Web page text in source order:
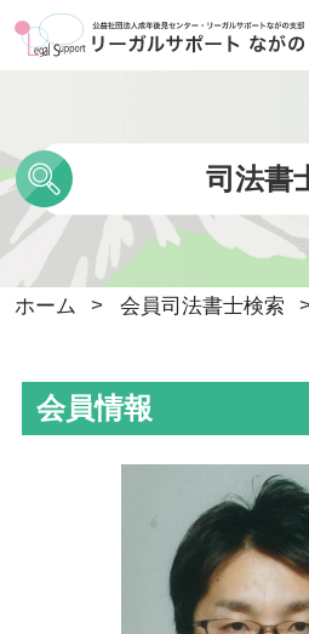
各種相
会員司法書
講師派遣・相
会員ログ
司法書
ホーム 会員司法書士検索
会員情報